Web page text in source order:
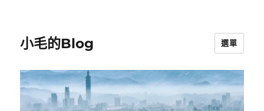
小毛的Blog 選單